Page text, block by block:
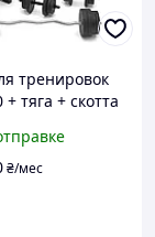
тренировок
+ тяга + скотта
₴/мес